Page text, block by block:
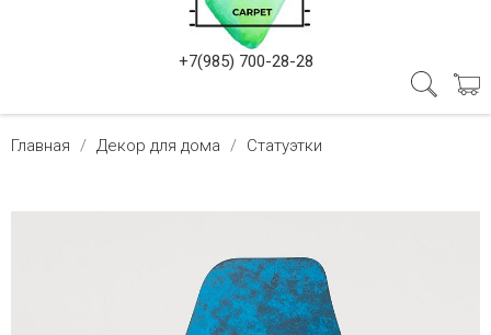
+7(985) 700-28-28
Главная Декор для дома Статуэтки